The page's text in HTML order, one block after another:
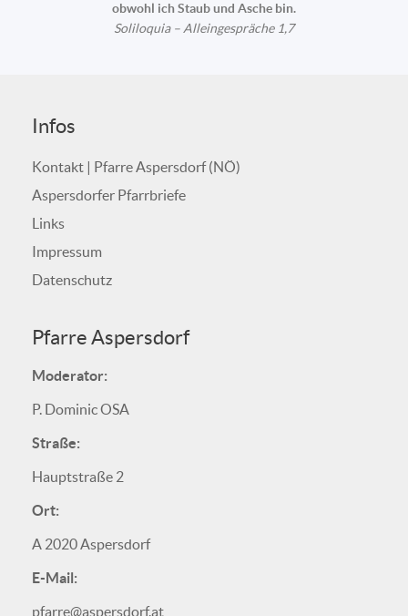
obwohl ich Staub und Asche bin.
Soliloquia – Alleingespräche 1,7
Infos
Kontakt | Pfarre Aspersdorf (NÖ)
Aspersdorfer Pfarrbriefe
Links
Impressum
Datenschutz
Pfarre Aspersdorf
Moderator:
P. Dominic OSA
Straße:
Hauptstraße 2
Ort:
A 2020 Aspersdorf
E-Mail:
pfarre@aspersdorf.at